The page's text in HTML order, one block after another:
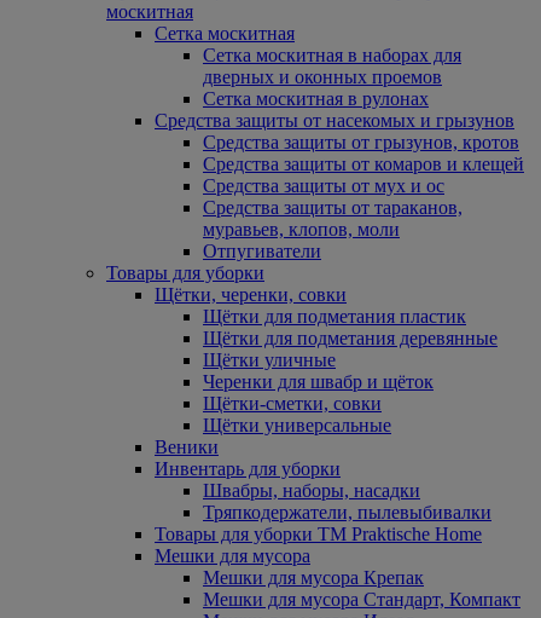
москитная
Сетка москитная
Сетка москитная в наборах для
дверных и оконных проемов
Сетка москитная в рулонах
Средства защиты от насекомых и грызунов
Средства защиты от грызунов, кротов
Средства защиты от комаров и клещей
Средства защиты от мух и ос
Средства защиты от тараканов,
муравьев, клопов, моли
Отпугиватели
Товары для уборки
Щётки, черенки, совки
Щётки для подметания пластик
Щётки для подметания деревянные
Щётки уличные
Черенки для швабр и щёток
Щётки-сметки, совки
Щётки универсальные
Веники
Инвентарь для уборки
Швабры, наборы, насадки
Тряпкодержатели, пылевыбивалки
Товары для уборки ТМ Praktische Home
Мешки для мусора
Мешки для мусора Крепак
Мешки для мусора Стандарт, Компакт